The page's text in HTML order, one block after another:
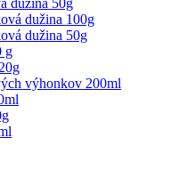
dužina 100g
dužina 50g
g
výhonkov 200ml